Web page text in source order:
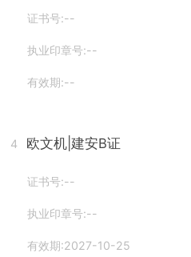
证书号:--
执业印章号:--
有效期:--
4 欧文机 |建安B证
证书号:--
执业印章号:--
有效期:2027-10-25